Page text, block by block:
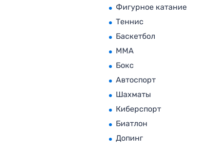
Фигурное катание
Теннис
Баскетбол
MMA
Бокс
Автоспорт
Шахматы
Киберспорт
Биатлон
Допинг